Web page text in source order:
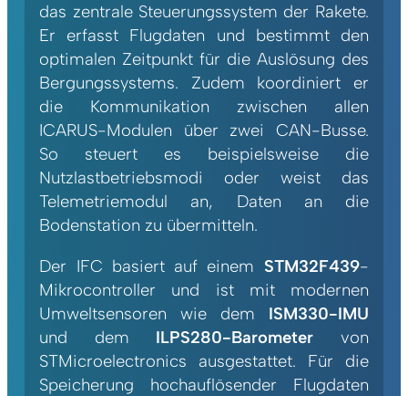
das zentrale Steuerungssystem der Rakete.
Er erfasst Flugdaten und bestimmt den
optimalen Zeitpunkt für die Auslösung des
Bergungssystems. Zudem koordiniert er
die Kommunikation zwischen allen
ICARUS-Modulen über zwei CAN-Busse.
So steuert es beispielsweise die
Nutzlastbetriebsmodi oder weist das
Telemetriemodul an, Daten an die
Bodenstation zu übermitteln.
Der IFC basiert auf einem STM32F439-
Mikrocontroller und ist mit modernen
Umweltsensoren wie dem ISM330-IMU
und dem ILPS280-Barometer von
STMicroelectronics ausgestattet. Für die
Speicherung hochauflösender Flugdaten